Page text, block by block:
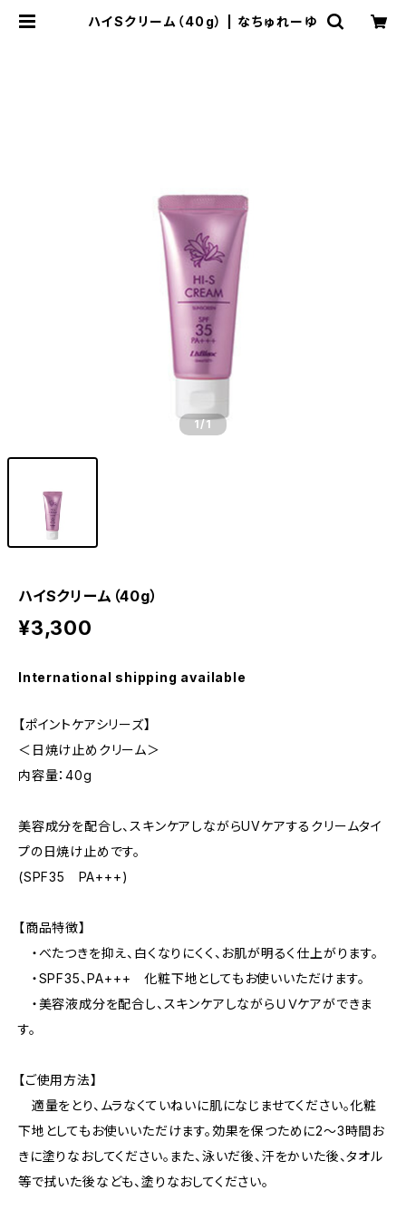
ハイSクリーム（40g） | なちゅれーゆ
1/1
ハイSクリーム（40g）
¥3,300
International shipping available
【ポイントケアシリーズ】
＜日焼け止めクリーム＞
内容量：40g
美容成分を配合し、スキンケアしながらUVケアするクリームタイ
プの日焼け止めです。
(SPF35 PA+++)
【商品特徴】
・べたつきを抑え、白くなりにくく、お肌が明るく仕上がります。
・SPF35、PA+++ 化粧下地としてもお使いいただけます。
・美容液成分を配合し、スキンケアしながらＵＶケアができま
す。
【ご使用方法】
適量をとり、ムラなくていねいに肌になじませてください。化粧
下地としてもお使いいただけます。効果を保つために2～3時間お
きに塗りなおしてください。また、泳いだ後、汗をかいた後、タオル
等で拭いた後なども、塗りなおしてください。